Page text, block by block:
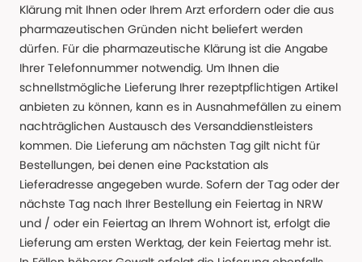
Klärung mit Ihnen oder Ihrem Arzt erfordern oder die aus
pharmazeutischen Gründen nicht beliefert werden
dürfen. Für die pharmazeutische Klärung ist die Angabe
Ihrer Telefonnummer notwendig. Um Ihnen die
schnellstmögliche Lieferung Ihrer rezeptpflichtigen Artikel
anbieten zu können, kann es in Ausnahmefällen zu einem
nachträglichen Austausch des Versanddienstleisters
kommen. Die Lieferung am nächsten Tag gilt nicht für
Bestellungen, bei denen eine Packstation als
Lieferadresse angegeben wurde. Sofern der Tag oder der
nächste Tag nach Ihrer Bestellung ein Feiertag in NRW
und / oder ein Feiertag an Ihrem Wohnort ist, erfolgt die
Lieferung am ersten Werktag, der kein Feiertag mehr ist.